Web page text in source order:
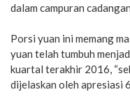
dalam campuran
Porsi yuan ini memang
yuan telah tumbuh
kuartal terakhir 2016,
dijelaskan oleh apresiasi